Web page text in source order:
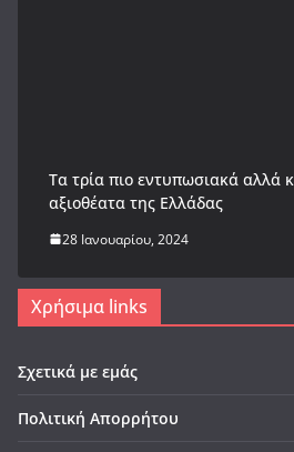
Tα τρία πιο εντυπωσιακά αλλά
αξιοθέατα της Ελλάδας
28 Ιανουαρίου, 2024
Χρήσιμα links
Σχετικά με εμάς
Πολιτική Απορρήτου